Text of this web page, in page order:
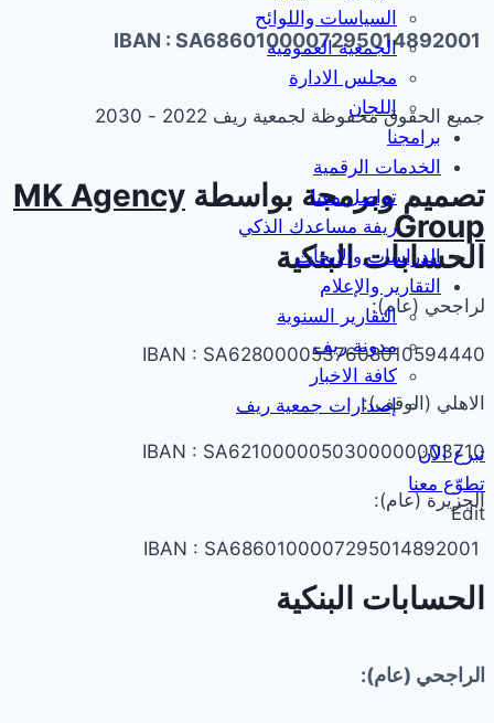
السياسات واللوائح
الجمعية العمومية
مجلس الادارة
اللجان
برامجنا
الخدمات الرقمية
تواصل معنا
ريفة مساعدك الذكي
الدراسات والابحاث
التقارير والإعلام
التقارير السنوية
مدونة ريف
كافة الاخبار
إصدارات جمعية ريف
تبرع الآن
تطوّع معنا
Edit
جميع الحقوق محفوظة لجمعية ريف 2022 - 2030
تصميم وبرمجة بواسطة MK Agency
Group
الحسابات البنكية
لراجحي (عام):
IBAN : SA6280000537608010594440
الاهلي (الوقف):
IBAN : SA6210000050300000003710
الجزيرة (عام):
الحسابات البنكية
الراجحي (عام):